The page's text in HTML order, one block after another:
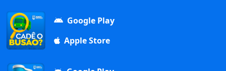
Google Play
Apple Store